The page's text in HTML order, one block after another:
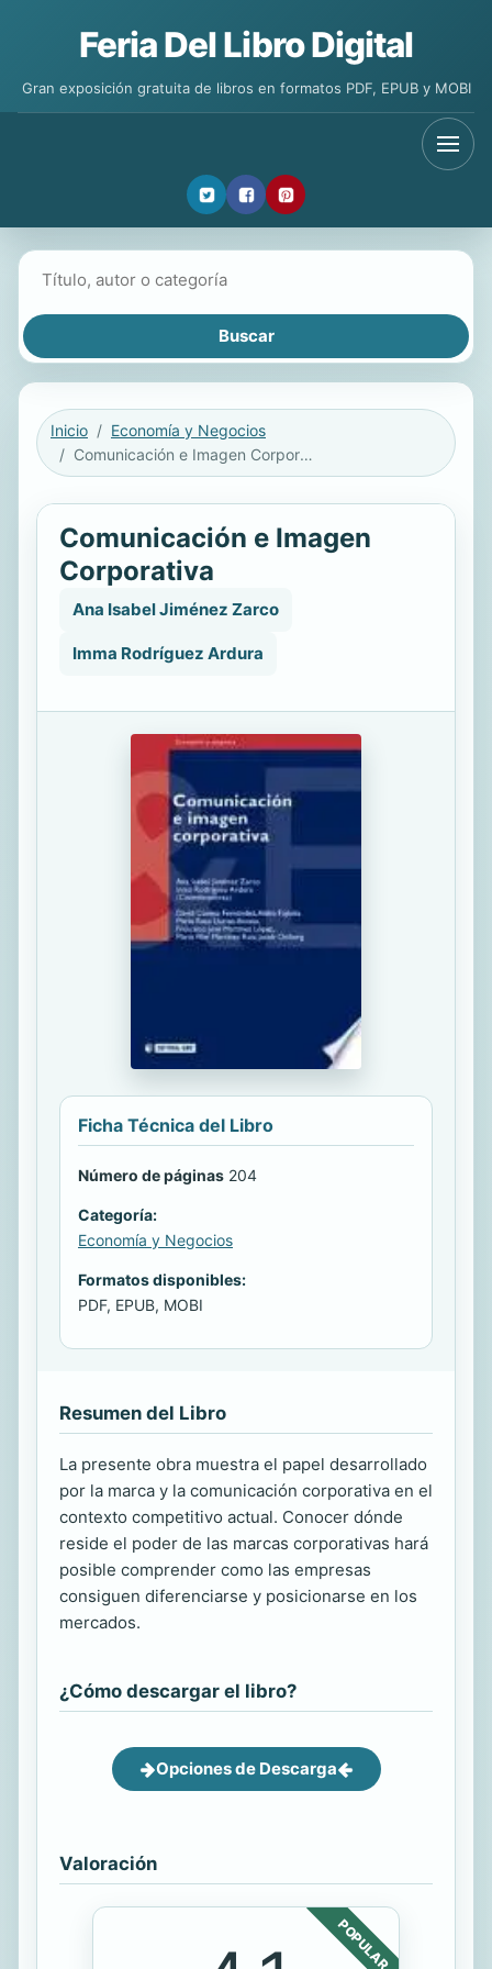
Feria Del Libro Digital
Gran exposición gratuita de libros en formatos PDF, EPUB y MOBI
Inicio
Economía y Negocios
Comunicación e Imagen Corporativa
Comunicación e Imagen
Corporativa
Ana Isabel Jiménez Zarco
Imma Rodríguez Ardura
Ficha Técnica del Libro
Número de páginas 204
Categoría:
Economía y Negocios
Formatos disponibles:
PDF, EPUB, MOBI
Resumen del Libro
La presente obra muestra el papel desarrollado
por la marca y la comunicación corporativa en el
contexto competitivo actual. Conocer dónde
reside el poder de las marcas corporativas hará
posible comprender como las empresas
consiguen diferenciarse y posicionarse en los
mercados.
¿Cómo descargar el libro?
Opciones de Descarga
Valoración
POPULAR